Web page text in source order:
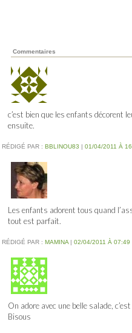
Commentaires
c’est bien que les enfants décorent
ensuite.
RÉDIGÉ PAR : BBLINOU83 | 01/04/2011 À
Les enfants adorent tous quand
tout est parfait.
RÉDIGÉ PAR : MAMINA | 02/04/2011 À 07:49
On adore avec une belle salade,
Bisous